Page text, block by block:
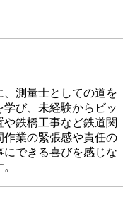
測量士としての道を
び、未経験からビッ
鉄橋工事など鉄道関
業の緊張感や責任の
できる喜びを感じな